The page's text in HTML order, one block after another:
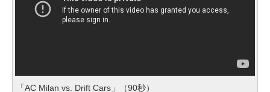
「AC Milan vs. Drift Cars」（90秒）